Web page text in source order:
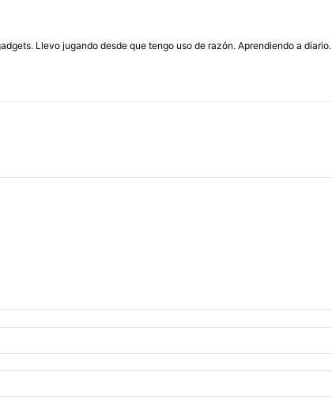
Llevo jugando desde que tengo uso de razón. Aprendiendo a diario.